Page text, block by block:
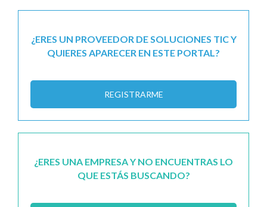
¿ERES UN PROVEEDOR DE SOLUCIONES TIC Y
QUIERES APARECER EN ESTE PORTAL?
REGISTRARME
¿ERES UNA EMPRESA Y NO ENCUENTRAS LO
QUE ESTÁS BUSCANDO?